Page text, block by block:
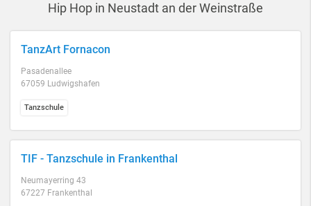
Hip Hop in Neustadt an der Weinstraße
TanzArt Fornacon
Pasadenallee
67059 Ludwigshafen
Tanzschule
TIF - Tanzschule in Frankenthal
Neumayerring 43
67227 Frankenthal